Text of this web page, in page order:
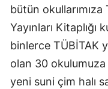
bütün
Yayınları Kitaplığı
binlerce TÜBİTAK
olan 30
yeni suni çim halı